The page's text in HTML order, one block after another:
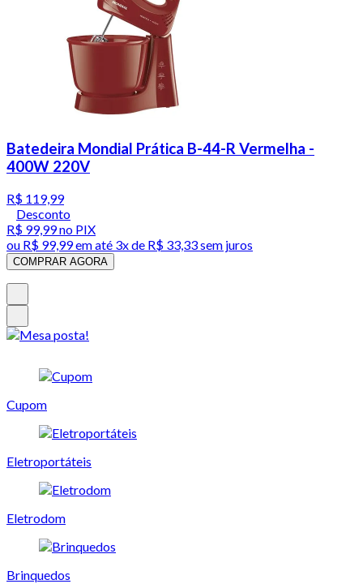
Batedeira Mondial Prática B-44-R Vermelha -
400W 220V
R$ 119,99
Desconto
R$ 99,99no PIX
ou R$ 99,99em até 3x de R$ 33,33 sem juros
COMPRAR AGORA
Cupom
Eletroportáteis
Eletrodom
Brinquedos